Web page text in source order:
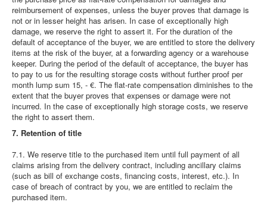
reimbursement of expenses, unless the buyer proves that damage is
not or in lesser height has arisen. In case of exceptionally high
damage, we reserve the right to assert it. For the duration of the
default of acceptance of the buyer, we are entitled to store the delivery
items at the risk of the buyer, at a forwarding agency or a warehouse
keeper. During the period of the default of acceptance, the buyer has
to pay to us for the resulting storage costs without further proof per
month lump sum 15, - €. The flat-rate compensation diminishes to the
extent that the buyer proves that expenses or damage were not
incurred. In the case of exceptionally high storage costs, we reserve
the right to assert them.
7. Retention of title
7.1. We reserve title to the purchased item until full payment of all
claims arising from the delivery contract, including ancillary claims
(such as bill of exchange costs, financing costs, interest, etc.). In
case of breach of contract by you, we are entitled to reclaim the
purchased item.